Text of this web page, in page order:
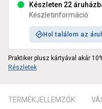
Készleten 22
Készletinformáció
Hol találom az
Praktiker plusz kártyával akár
Részletek
TERMÉKJELLEMZŐK